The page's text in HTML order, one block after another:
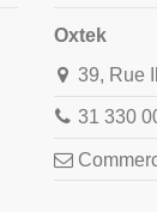
Oxtek
39, Rue
31 330